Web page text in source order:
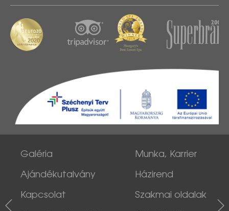
Galéria
Ajándékutalvány
Kapcsolat
Munka, Karrier
Házirend
Szakmai oldalak